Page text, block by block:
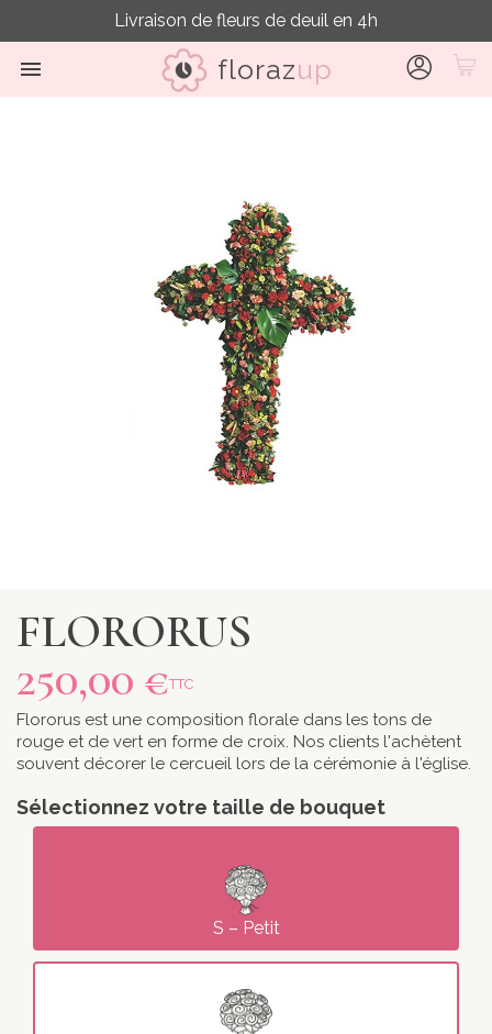
Livraison de fleurs de deuil en 4h
 florazup
FLORORUS
250,00 €TTC
Flororus est une composition florale dans les tons de
rouge et de vert en forme de croix. Nos clients l'achètent
souvent décorer le cercueil lors de la cérémonie à l'église.
Sélectionnez votre taille de bouquet
S – Petit